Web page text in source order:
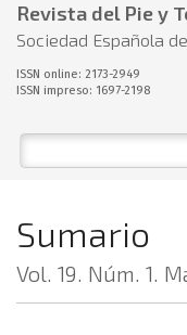
Revista del Pie y
Sociedad Española
ISSN online: 2173-2949
ISSN impreso: 1697-2198
Sumario
Vol. 19. Núm. 1.